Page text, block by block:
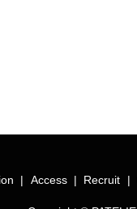
Access Recruit